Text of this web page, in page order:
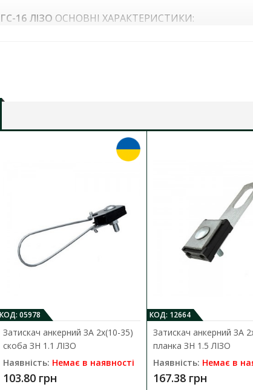
16 ЛІЗО ОСНОВНІ ХАРАКТЕРИСТИКИ:
КОД: 05978
Затискач анкерний ЗА 2х(10-35)
скоба ЗН 1.1 ЛІЗО
Наявність: Немає в наявності
103.80 грн
КОД: 12664
Затискач анкерний ЗА
планка ЗН 1.5 ЛІЗО
Наявність: Немає в
167.38 грн